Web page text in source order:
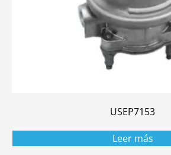
USEP7153
Leer más